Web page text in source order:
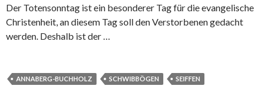
Der Totensonntag ist ein besonderer Tag für die evangelische
Christenheit, an diesem Tag soll den Verstorbenen gedacht
werden. Deshalb ist der …
ANNABERG-BUCHHOLZ SCHWIBBÖGEN SEIFFEN